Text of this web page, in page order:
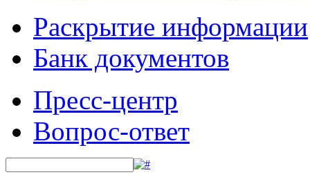
Раскрытие информации
Банк документов
Пресс-центр
Вопрос-ответ